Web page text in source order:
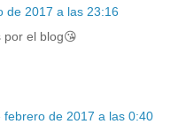
de 2017 a las 23:16
por el blog😘
febrero de 2017 a las 0:40